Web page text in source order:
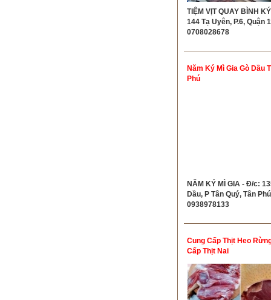
TIỆM VỊT QUAY BÌNH
144 Tạ Uyên, P.6, Quận
0708028678
Năm Ký Mì Gia Gò Dầu
Phú
NĂM KÝ MÌ GIA - Đ/c:
Dầu, P Tân Quý, Tân
0938978133
Cung Cấp Thịt Heo
Cấp Thịt Nai